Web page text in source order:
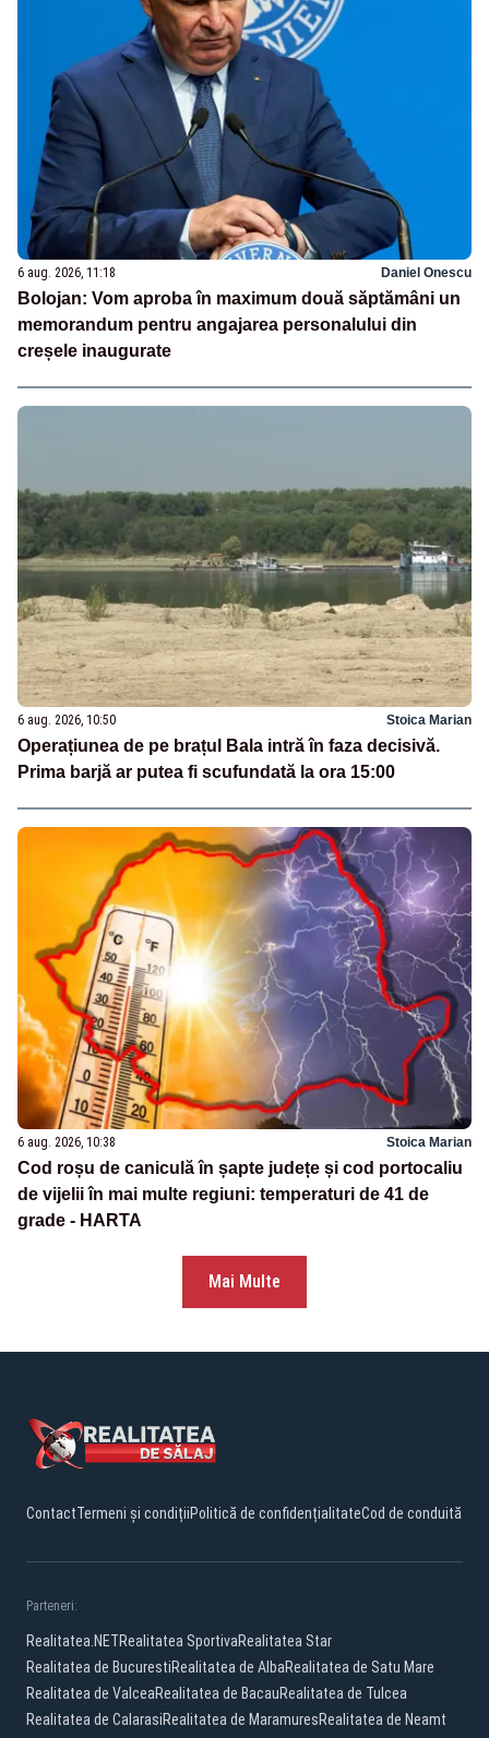
6 aug. 2026, 11:18 Daniel Onescu
Bolojan: Vom aproba în maximum două săptămâni un
memorandum pentru angajarea personalului din
creșele inaugurate
6 aug. 2026, 10:50 Stoica Marian
Operațiunea de pe brațul Bala intră în faza decisivă.
Prima barjă ar putea fi scufundată la ora 15:00
6 aug. 2026, 10:38 Stoica Marian
Cod roșu de caniculă în șapte județe și cod portocaliu
de vijelii în mai multe regiuni: temperaturi de 41 de
grade - HARTA
Mai Multe
ContactTermeni și condițiiPolitică de confidențialitateCod de conduită
Parteneri:
Realitatea.NETRealitatea SportivaRealitatea Star
Realitatea de BucurestiRealitatea de AlbaRealitatea de Satu Mare
Realitatea de ValceaRealitatea de BacauRealitatea de Tulcea
Realitatea de CalarasiRealitatea de MaramuresRealitatea de Neamt